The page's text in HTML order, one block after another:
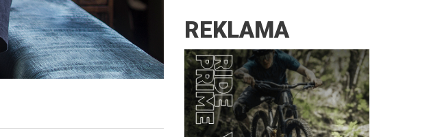
REKLAMA